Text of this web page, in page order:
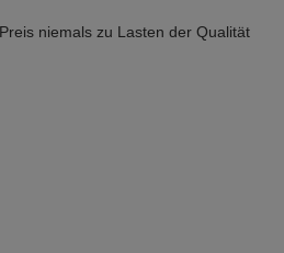
niemals zu Lasten der Qualität